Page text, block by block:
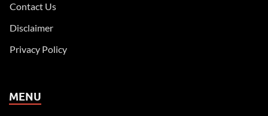
Contact Us
Disclaimer
Privacy Policy
MENU